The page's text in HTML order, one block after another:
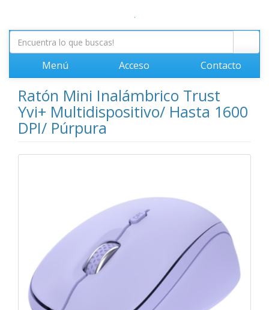
.
Menú Acceso Contacto
Ratón Mini Inalámbrico Trust
Yvi+ Multidispositivo/ Hasta 1600
DPI/ Púrpura